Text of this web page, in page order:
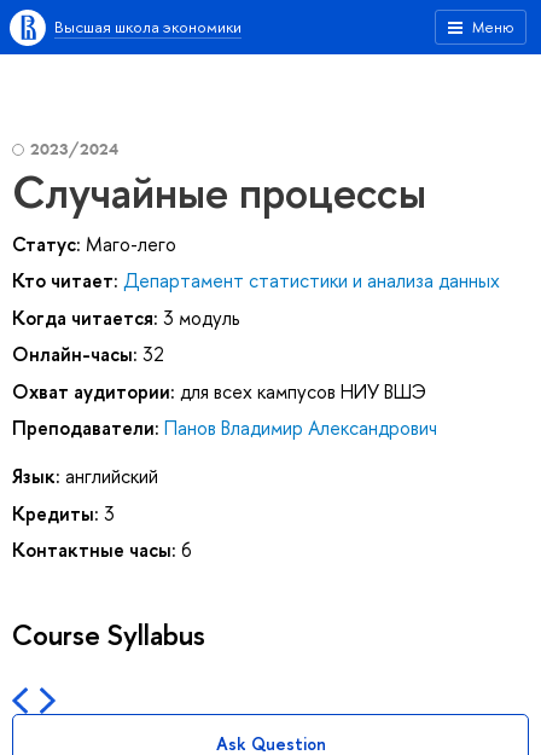
Меню
Высшая школа экономики
2023/2024
Случайные процессы
Статус: Маго-лего
Кто читает: Департамент статистики и анализа данных
Когда читается: 3 модуль
Онлайн-часы: 32
Охват аудитории: для всех кампусов НИУ ВШЭ
Преподаватели: Панов Владимир Александрович
Язык: английский
Кредиты: 3
Контактные часы: 6
Course Syllabus
Ask Question